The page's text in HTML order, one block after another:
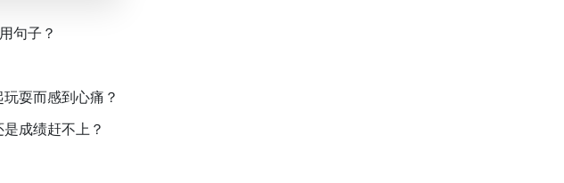
句子？
耍而感到心痛？
成绩赶不上？